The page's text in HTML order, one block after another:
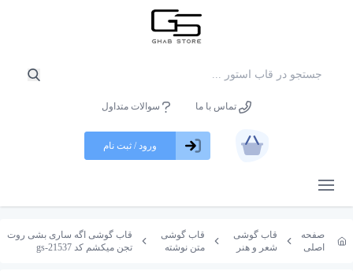
تماس با ما سوالات متداول
باز کردن منو
ورود / ثبت نام
صفحه
اصلی
قاب گوشی
شعر و هنر
قاب گوشی
متن نوشته
قاب گوشی اگه ساری بشی روت
تجن میکشم کد gs-21537